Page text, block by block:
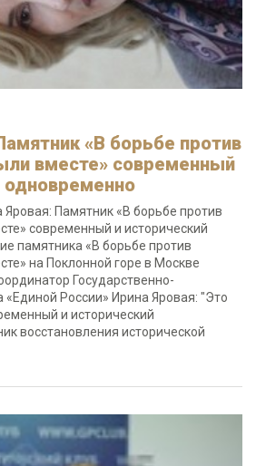
«В борьбе против
вместе» современный
одновременно
Памятник «В борьбе против
современный и исторический
памятника «В борьбе против
на Поклонной горе в Москве
Государственно-
«Единой России» Ирина Яровая: "Это
и исторический
восстановления исторической